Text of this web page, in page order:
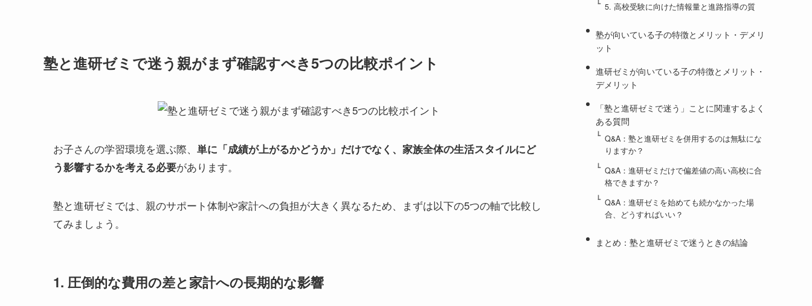
塾と進研ゼミで迷う親がまず確認すべき5つの比較ポイント
お子さんの学習環境を選ぶ際、 単に「成績が上がるかどうか」だけでなく、家族全体の生活スタイルにど
う影響するかを考える必要があります。
塾と進研ゼミでは、親のサポート体制や家計への負担が大きく異なるため、まずは以下の5つの軸で比較し
てみましょう。
1. 圧倒的な費用の差と家計への長期的な影響
5. 高校受験に向けた情報量と進路指導の質
塾が向いている子の特徴とメリット・デメリ
ット
進研ゼミが向いている子の特徴とメリット・
デメリット
「塾と進研ゼミで迷う」ことに関連するよく
ある質問
Q&A：塾と進研ゼミを併用するのは無駄にな
りますか？
Q&A：進研ゼミだけで偏差値の高い高校に合
格できますか？
Q&A：進研ゼミを始めても続かなかった場
合、どうすればいい？
まとめ：塾と進研ゼミで迷うときの結論